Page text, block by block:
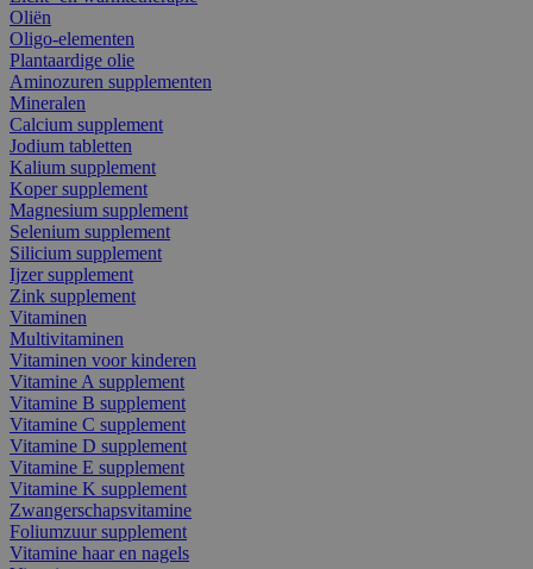
Oliën
Oligo-elementen
Plantaardige olie
Aminozuren supplementen
Mineralen
Calcium supplement
Jodium tabletten
Kalium supplement
Koper supplement
Magnesium supplement
Selenium supplement
Silicium supplement
Ijzer supplement
Zink supplement
Vitaminen
Multivitaminen
Vitaminen voor kinderen
Vitamine A supplement
Vitamine B supplement
Vitamine C supplement
Vitamine D supplement
Vitamine E supplement
Vitamine K supplement
Zwangerschapsvitamine
Foliumzuur supplement
Vitamine haar en nagels